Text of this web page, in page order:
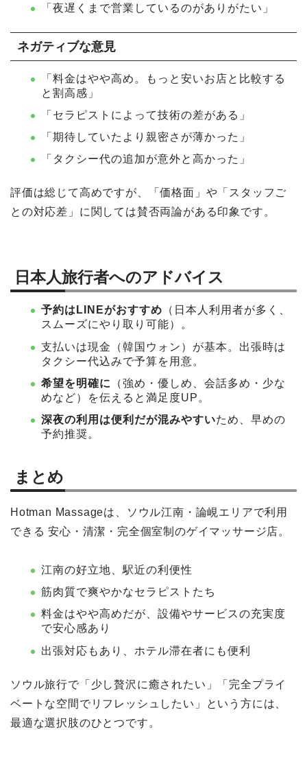
「夜遅くまで営業しているのがありがたい」
ネガティブな意見
「料金はやや高め。もっと安いお店と比較する
と割高感」
「セラピストによって技術の差がある」
「期待していたより親密さが薄かった」
「タクシー代の追加が意外と高かった」
評価は総じて高めですが、「価格面」や「スタッフご
との対応差」に関しては賛否両論がある印象です。
日本人旅行者へのアドバイス
予約はLINEがおすすめ （日本人利用者が多く、
スムーズにやり取り可能）。
支払いは現金（韓国ウォン）が基本。出張時は
タクシー代込みで予算を用意。
希望を明確に
（強め・優しめ、会話多め・少な
めなど）を伝えると満足度UP。
深夜の利用は便利だが混みやすいため、早めの
予約推奨。
まとめ
Hotman Massageは、ソウル江南・論峴エリアで利用
できる 安心・清潔・完全個室制のゲイマッサージ店。
江南の好立地、駅近の利便性
筋肉質で爽やかなセラピストたち
料金はやや高めだが、設備やサービスの充実度
で安心感あり
出張対応もあり、ホテル滞在者にも便利
ソウル旅行で「少し贅沢に癒されたい」「完全プライ
ベートな空間でリフレッシュしたい」という方には、
最適な選択肢のひとつです。